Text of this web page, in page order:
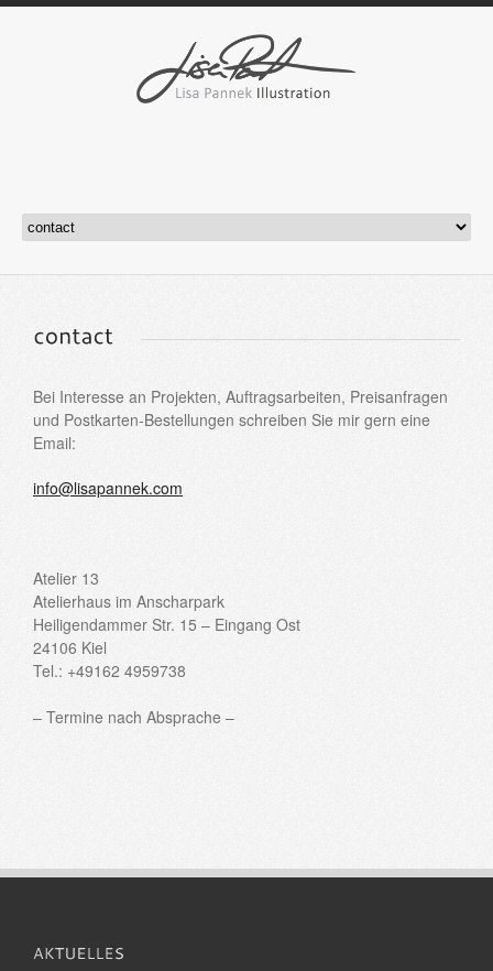
Bei Interesse an Projekten, Auftragsarbeiten, Preisanfragen
und Postkarten-Bestellungen schreiben Sie mir gern eine
Email:
info@lisapannek.com
Atelier 13
Atelierhaus im Anscharpark
Heiligendammer Str. 15 – Eingang Ost
24106 Kiel
Tel.: +49162 4959738
– Termine nach Absprache –